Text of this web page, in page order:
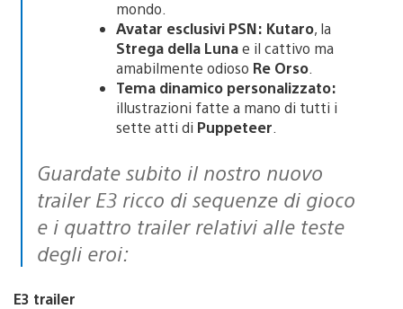
mondo.
Avatar esclusivi PSN: Kutaro, la
Strega della Lunae il cattivo ma
amabilmente odioso Re Orso
Tema dinamico personalizzato:
illustrazioni fatte a mano di tutti i
sette atti di Puppeteer
Guardate subito il nostro nuovo
trailer E3 ricco di sequenze di gioco
e i quattro trailer relativi alle teste
degli eroi:
E3 trailer